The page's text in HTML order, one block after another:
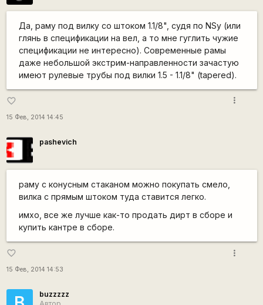
Да, раму под вилку со штоком 1.1/8", судя по NSу (или
глянь в спецификации на вел, а то мне гуглить чужие
спецификации не интересно). Современные рамы
даже небольшой экстрим-направленности зачастую
имеют рулевые трубы под вилки 1.5 - 1.1/8" (tapered).
favorite_border
15 Фев, 2014 14:45
more_vert
pashevich
раму с конусным стаканом можно покупать смело,
вилка с прямым штоком туда ставится легко.
имхо, все же лучше как-то продать дирт в сборе и
купить кантре в сборе.
favorite_border
15 Фев, 2014 14:53
more_vert
buzzzzz